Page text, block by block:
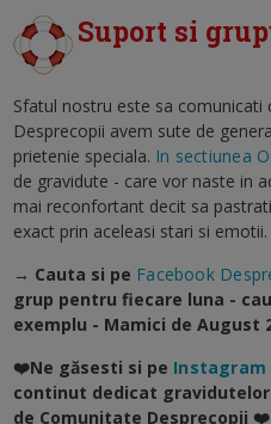
Suport si
Sfatul nostru este sa comunicati
Desprecopii avem sute de
prietenie speciala. In sectiunea
de gravidute - care vor naste in
mai reconfortant decit sa
exact prin aceleasi stari si emotii.
→ Cauta si pe Facebook
grup pentru fiecare luna -
exemplu - Mamici de August
❤️Ne găsesti si pe Instagram
continut dedicat
de Comunitate Desprecopii ❤️